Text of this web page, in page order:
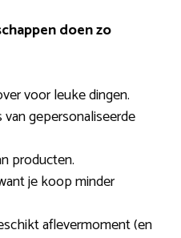
doen zo
voor leuke dingen.
gepersonaliseerde
producten.
je koop minder
aflevermoment (en